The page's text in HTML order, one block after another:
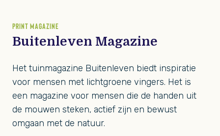
PRINT MAGAZINE
Buitenleven Magazine
Het tuinmagazine Buitenleven biedt inspiratie
voor mensen met lichtgroene vingers. Het is
een magazine voor mensen die de handen uit
de mouwen steken, actief zijn en bewust
omgaan met de natuur.